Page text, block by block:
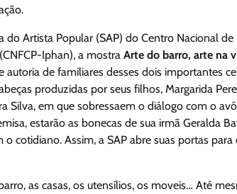
do Artista Popular (SAP) do Centro Nacional de
Iphan), a mostra Arte do barro, arte na
de familiares desses dois importantes
produzidas por seus filhos, Margarida
Silva, em que sobressaem o diálogo com o
estarão as bonecas de sua irmã Geralda
cotidiano. Assim, a SAP abre suas portas para
as casas, os utensílios, os moveis… Até